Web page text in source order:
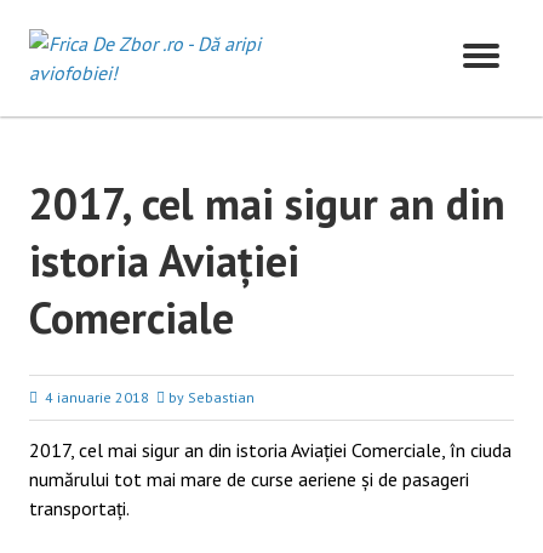
content
2017, cel mai sigur an din
istoria Aviației
Comerciale
4 ianuarie 2018 by Sebastian
2017, cel mai sigur an din istoria Aviației Comerciale, în ciuda
numărului tot mai mare de curse aeriene și de pasageri
transportați.